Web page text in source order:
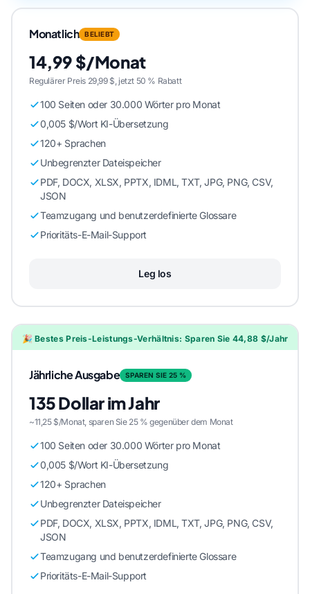
Monatlich BELIEBT
14,99 $/Monat
Regulärer Preis 29,99 $, jetzt 50 % Rabatt
100 Seiten oder 30.000 Wörter pro Monat
0,005 $/Wort KI-Übersetzung
120+ Sprachen
Unbegrenzter Dateispeicher
PDF, DOCX, XLSX, PPTX, IDML, TXT, JPG, PNG, CSV,
JSON
Teamzugang und benutzerdefinierte Glossare
Prioritäts-E-Mail-Support
Leg los
🎉 Bestes Preis-Leistungs-Verhältnis: Sparen Sie 44,88 $/Jahr
Jährliche Ausgabe SPAREN SIE 25 %
135 Dollar im Jahr
~11,25 $/Monat, sparen Sie 25 % gegenüber dem Monat
100 Seiten oder 30.000 Wörter pro Monat
0,005 $/Wort KI-Übersetzung
120+ Sprachen
Unbegrenzter Dateispeicher
PDF, DOCX, XLSX, PPTX, IDML, TXT, JPG, PNG, CSV,
JSON
Teamzugang und benutzerdefinierte Glossare
Prioritäts-E-Mail-Support